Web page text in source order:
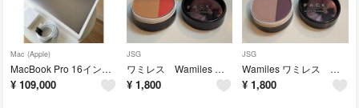
Mac (Apple)
MacBook Pro 16インチ A2141
¥ 109,000
JSG
ワミレス Wamiles フェイスデュアルアイカラー サニーオレンジ
¥ 1,800
JSG
Wamiles ワミレス フェイスデュアルアイカラー ムーンバイオレット
¥ 1,800